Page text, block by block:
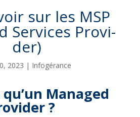
sur les MSP
Ser­vices Pro­vi­
der)
2023 | Infogérance
qu’un Ma­na­ged
?